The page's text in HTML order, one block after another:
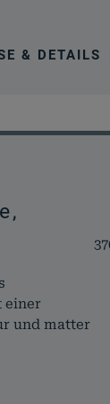
& DETAILS
einer
und matter